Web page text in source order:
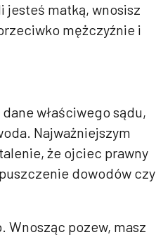
jesteś matką, wnosisz
mężczyźnie i
właściwego sądu,
Najważniejszym
że ojciec prawny
dowodów czy
Wnosząc pozew, masz